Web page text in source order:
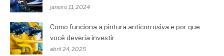
janeiro 11, 2024
Como funciona a pintura anticorrosiva e por que
você deveria investir
abril 24, 2025